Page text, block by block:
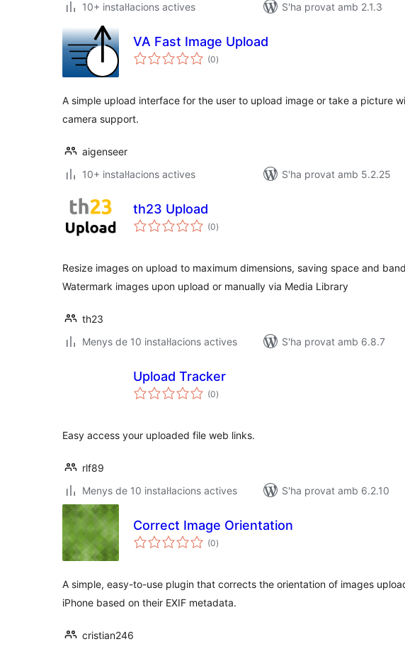
10+ instal·lacions actives
S'ha provat amb 2.1.3
VA Fast Image Upload
(0puntuacions
totals
)
A simple upload interface for the user to upload image or take a picture
camera support.
aigenseer
10+ instal·lacions actives
S'ha provat amb 5.2.25
th23 Upload
(0puntuacions
totals
)
Resize images on upload to maximum dimensions, saving space and
Watermark images upon upload or manually via Media Library
th23
Menys de 10 instal·lacions actives
S'ha provat amb 6.8.7
Upload Tracker
(0puntuacions
totals
)
Easy access your uploaded file web links.
rlf89
Menys de 10 instal·lacions actives
S'ha provat amb 6.2.10
Correct Image Orientation
(0puntuacions
totals
)
A simple, easy-to-use plugin that corrects the orientation of images
iPhone based on their EXIF metadata.
cristian246